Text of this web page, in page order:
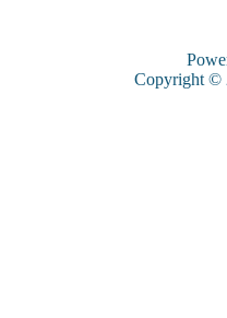
Copyright ©